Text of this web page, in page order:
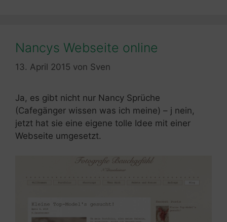
Nancys Webseite online
13. April 2015 von Sven
Ja, es gibt nicht nur Nancy Sprüche
(Cafegänger wissen was ich meine) – j nein,
jetzt hat sie eine eigene tolle Idee mit einer
Webseite umgesetzt.